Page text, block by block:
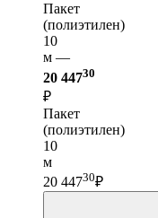
Пакет
(полиэтилен)
10
м —
20 44730
₽
Пакет
(полиэтилен)
10
м
20 44730₽